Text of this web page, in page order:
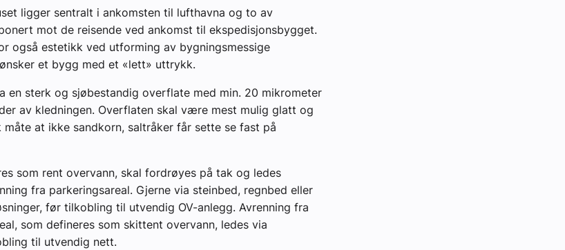
ligger sentralt i ankomsten til lufthavna og to av
mot de reisende ved ankomst til ekspedisjonsbygget.
også estetikk ved utforming av bygningsmessige
et bygg med et «lett» uttrykk.
en sterk og sjøbestandig overflate med min. 20 mikrometer
av kledningen. Overflaten skal være mest mulig glatt og
måte at ikke sandkorn, saltråker får sette se fast på
som rent overvann, skal fordrøyes på tak og ledes
fra parkeringsareal. Gjerne via steinbed, regnbed eller
før tilkobling til utvendig OV-anlegg. Avrenning fra
som defineres som skittent overvann, ledes via
til utvendig nett.